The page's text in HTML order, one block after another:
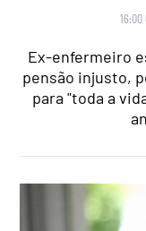
16:00
Ex-enfermeiro
pensão injusto,
para "toda a